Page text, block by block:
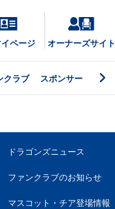
ページ オーナーズサイト
クラブ スポンサー
ドラゴンズニュース
ファンクラブのお知らせ
マスコット・チア登場情報